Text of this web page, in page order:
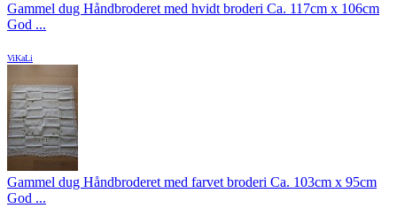
Gammel dug Håndbroderet med hvidt broderi Ca. 117cm x 106cm
God ...
ViKaLi
Gammel dug Håndbroderet med farvet broderi Ca. 103cm x 95cm
God ...